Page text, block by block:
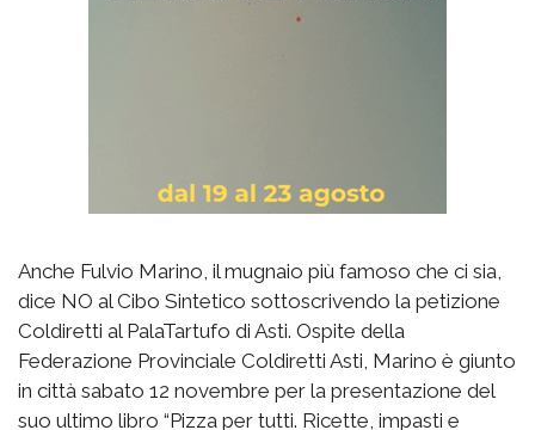
Anche Fulvio Marino, il mugnaio più famoso che ci sia,
dice NO al Cibo Sintetico sottoscrivendo la petizione
Coldiretti al PalaTartufo di Asti. Ospite della
Federazione Provinciale Coldiretti Asti, Marino è giunto
in città sabato 12 novembre per la presentazione del
suo ultimo libro “Pizza per tutti. Ricette, impasti e